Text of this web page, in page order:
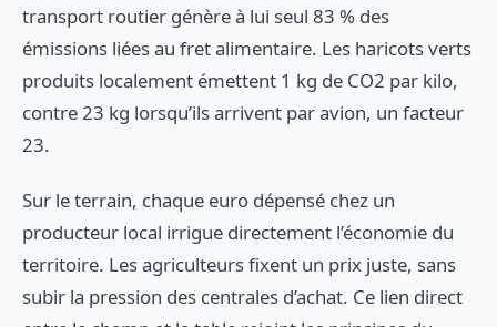
transport routier génère à lui seul 83 % des
émissions liées au fret alimentaire. Les haricots verts
produits localement émettent 1 kg de CO2 par kilo,
contre 23 kg lorsqu’ils arrivent par avion, un facteur
23.
Sur le terrain, chaque euro dépensé chez un
producteur local irrigue directement l’économie du
territoire. Les agriculteurs fixent un prix juste, sans
subir la pression des centrales d’achat. Ce lien direct